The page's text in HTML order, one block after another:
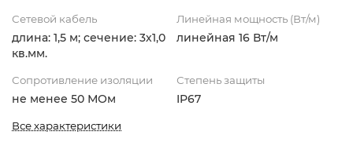
Сетевой кабель
длина: 1,5 м; сечение: 3х1,0
кв.мм.
Линейная мощность (Вт/м)
линейная 16 Вт/м
Сопротивление изоляции
не менее 50 МОм
Степень защиты
IP67
Все характеристики